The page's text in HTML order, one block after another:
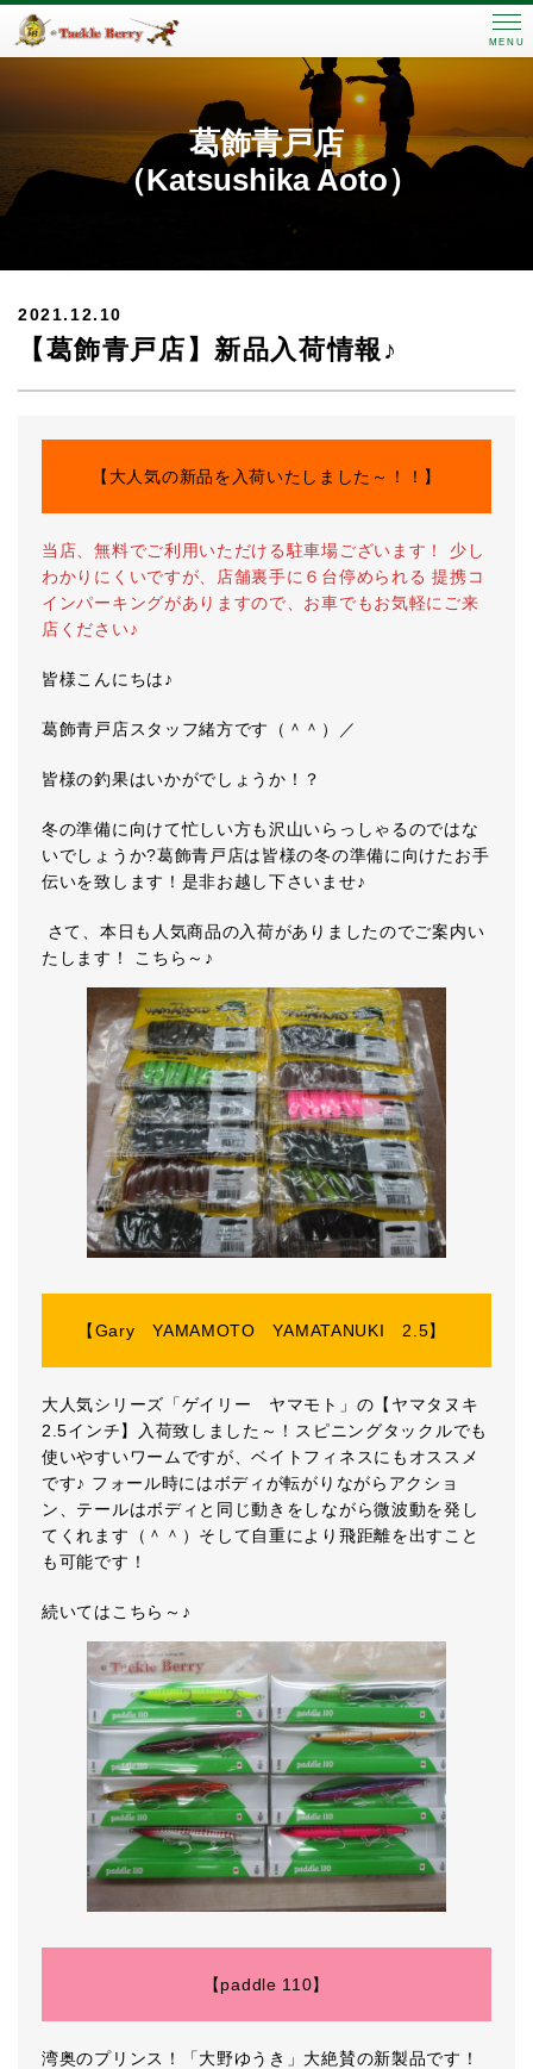
MENU
葛飾青戸店
（Katsushika Aoto）
2021.12.10
【葛飾青戸店】新品入荷情報♪
【大人気の新品を入荷いたしました～！！】
当店、無料でご利用いただける駐車場ございます！ 少し
わかりにくいですが、店舗裏手に６台停められる 提携コ
インパーキングがありますので、お車でもお気軽にご来
店ください♪
皆様こんにちは♪
葛飾青戸店スタッフ緒方です（＾＾）／
皆様の釣果はいかがでしょうか！？
冬の準備に向けて忙しい方も沢山いらっしゃるのではな
いでしょうか?葛飾青戸店は皆様の冬の準備に向けたお手
伝いを致します！是非お越し下さいませ♪
さて、本日も人気商品の入荷がありましたのでご案内い
たします！ こちら～♪
【Gary YAMAMOTO YAMATANUKI 2.5】
大人気シリーズ「ゲイリー ヤマモト」の【ヤマタヌキ
2.5インチ】入荷致しました～！スピニングタックルでも
使いやすいワームですが、ベイトフィネスにもオススメ
です♪ フォール時にはボディが転がりながらアクショ
ン、テールはボディと同じ動きをしながら微波動を発し
てくれます（＾＾）そして自重により飛距離を出すこと
も可能です！
続いてはこちら～♪
【paddle 110】
湾奥のプリンス！「大野ゆうき」大絶賛の新製品です！